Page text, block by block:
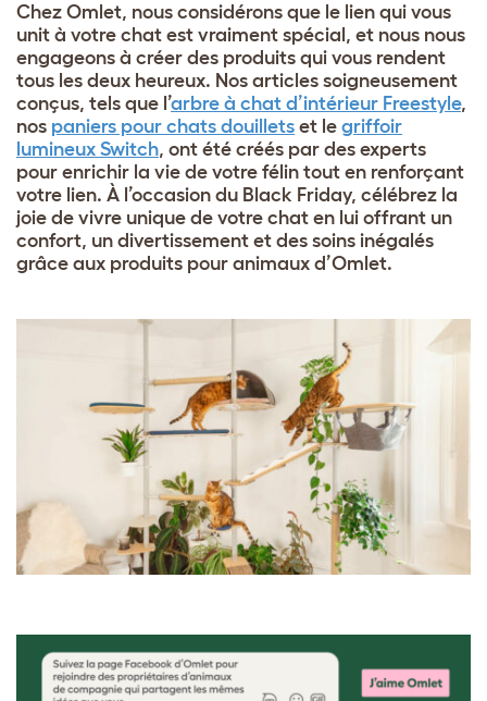
Chez Omlet, nous considérons que le lien qui vous
unit à votre chat est vraiment spécial, et nous nous
engageons à créer des produits qui vous rendent
tous les deux heureux. Nos articles soigneusement
conçus, tels que l’arbre à chat d’intérieur Freestyle,
nos paniers pour chats douillets et le griffoir
lumineux Switch, ont été créés par des experts
pour enrichir la vie de votre félin tout en renforçant
votre lien. À l’occasion du Black Friday, célébrez la
joie de vivre unique de votre chat en lui offrant un
confort, un divertissement et des soins inégalés
grâce aux produits pour animaux d’Omlet.